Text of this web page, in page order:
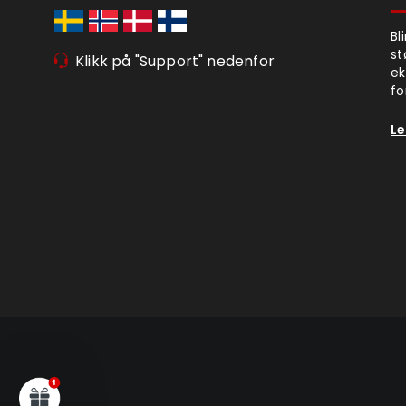
Klikk på "Support" nedenfor